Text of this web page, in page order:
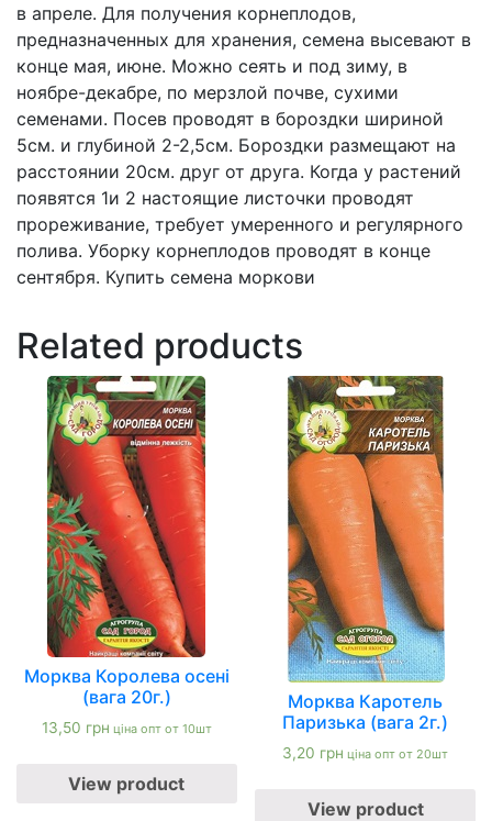
в апреле. Для получения корнеплодов,
предназначенных для хранения, семена высевают в
конце мая, июне. Можно сеять и под зиму, в
ноябре-декабре, по мерзлой почве, сухими
семенами. Посев проводят в бороздки шириной
5см. и глубиной 2-2,5см. Бороздки размещают на
расстоянии 20см. друг от друга. Когда у растений
появятся 1и 2 настоящие листочки проводят
прореживание, требует умеренного и регулярного
полива. Уборку корнеплодов проводят в конце
сентября. Купить семена моркови
Related products
Морква Королева осені
(вага 20г.)
13,50 грн ціна опт от 10шт
View product
Морква Каротель
Паризька (вага 2г.)
3,20 грн ціна опт от 20шт
View product